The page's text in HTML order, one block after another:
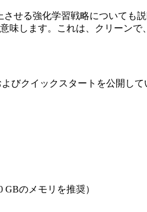
せる強化学習戦略についても
味します。これは、クリーン
びクイックスタートを公開
のメモリを推奨）